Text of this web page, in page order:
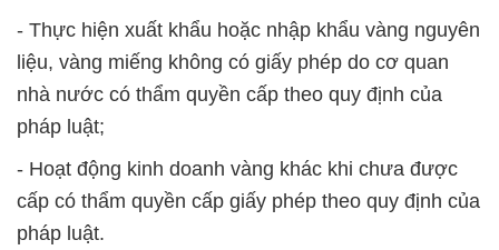
- Thực hiện xuất khẩu hoặc nhập khẩu vàng nguyên
liệu, vàng miếng không có giấy phép do cơ quan
nhà nước có thẩm quyền cấp theo quy định của
pháp luật;
- Hoạt động kinh doanh vàng khác khi chưa được
cấp có thẩm quyền cấp giấy phép theo quy định của
pháp luật.